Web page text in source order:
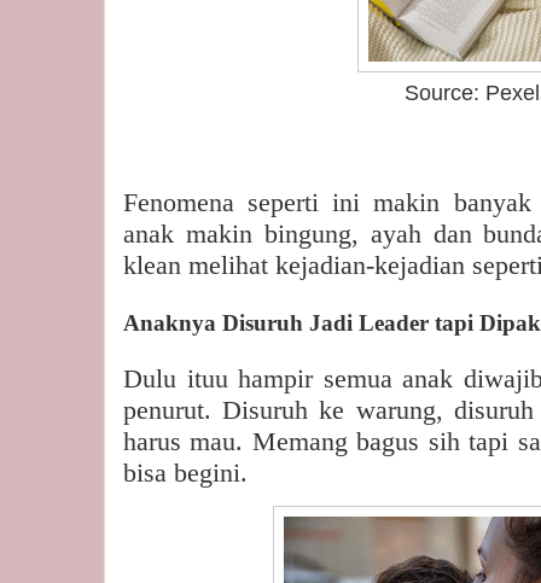
Source:
Fenomena seperti ini makin
anak makin bingung, ayah dan
klean melihat kejadian-kejadian
Anaknya Disuruh Jadi Leader tapi
Dulu ituu hampir semua anak
penurut. Disuruh ke warung,
harus mau. Memang bagus sih tapi
bisa begini.